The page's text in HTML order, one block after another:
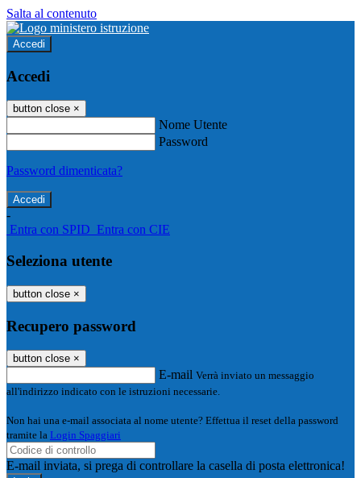
Salta al contenuto
Accedi
Accedi
button close ×
Nome Utente
Password
Password dimenticata?
-
Entra con SPID Entra con CIE
Seleziona utente
button close ×
Recupero password
button close ×
E-mail Verrà inviato un messaggio
all'indirizzo indicato con le istruzioni necessarie.
Non hai una e-mail associata al nome utente? Effettua il reset della password
tramite la Login Spaggiari
E-mail inviata, si prega di controllare la casella di posta elettronica!